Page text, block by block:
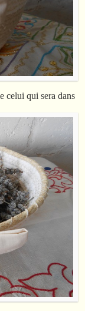
celui qui sera dans